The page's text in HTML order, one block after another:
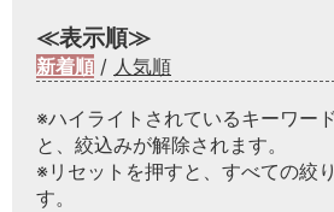
≪表示順≫
新着順 / 人気順
※ハイライトされているキーワー
と、絞込みが解除されます。
※リセットを押すと、すべての絞
す。